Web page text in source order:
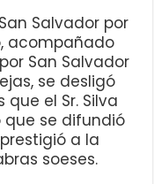
Salvador por
acompañado
San Salvador
se desligó
el Sr. Silva
que se difundió
a la
soeses.